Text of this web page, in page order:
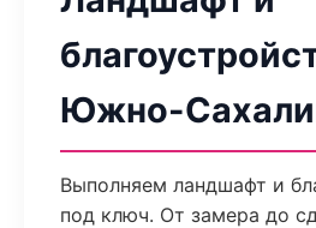
Южно-
Выполняем ландшафт и
под ключ. От замера до